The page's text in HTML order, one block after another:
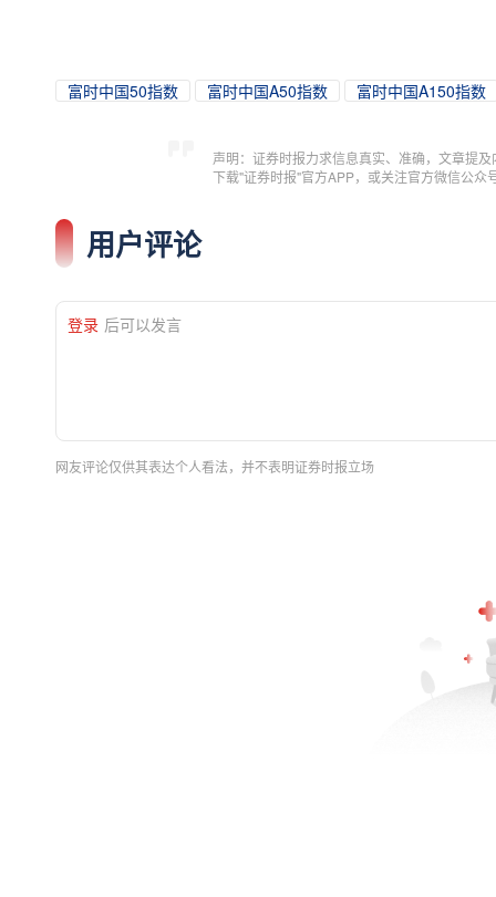
富时中国50指数 富时中国A50指数 富时中国A150指数
声明：证券时报力求信息真实、准确，文章提
下载"证券时报"官方APP，或关注官方微信公
用户评论
登录 后可以发言
网友评论仅供其表达个人看法，并不表明证券时报立场